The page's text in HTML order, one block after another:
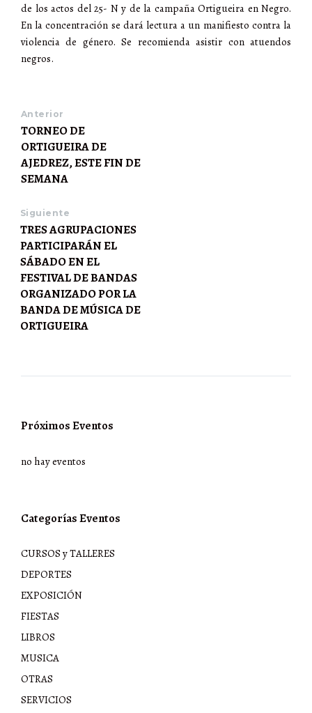
de los actos del 25- N y de la campaña Ortigueira en Negro.
En la concentración se dará lectura a un manifiesto contra la
violencia de género. Se recomienda asistir con atuendos
negros.
Anterior
TORNEO DE
ORTIGUEIRA DE
AJEDREZ, ESTE FIN DE
SEMANA
Siguiente
TRES AGRUPACIONES
PARTICIPARÁN EL
SÁBADO EN EL
FESTIVAL DE BANDAS
ORGANIZADO POR LA
BANDA DE MÚSICA DE
ORTIGUEIRA
Próximos Eventos
no hay eventos
Categorías Eventos
CURSOS y TALLERES
DEPORTES
EXPOSICIÓN
FIESTAS
LIBROS
MUSICA
OTRAS
SERVICIOS